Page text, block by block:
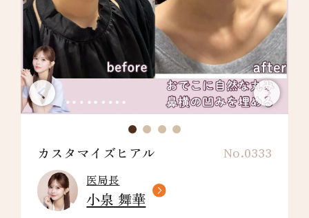
No.0333
カスタマイズヒアル
医局長
小泉 舞華